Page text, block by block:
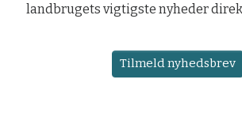
landbrugets vigtigste nyheder
Tilmeld nyhedsbrev